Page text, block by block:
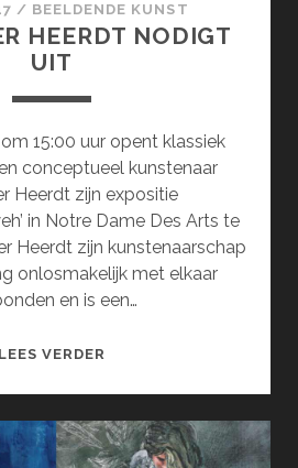
/ BEELDENDE KUNST
HEERDT NODIGT
UIT
15:00 uur opent klassiek
conceptueel kunstenaar
Heerdt zijn expositie
in Notre Dame Des Arts te
Heerdt zijn kunstenaarschap
onlosmakelijk met elkaar
en is een…
LEES VERDER
NODIGT
UIT